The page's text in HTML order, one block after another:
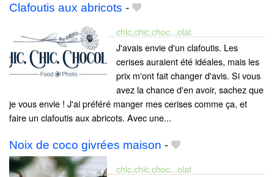
Clafoutis aux abricots -
chic,chic,choc...olat
J'avais envie d'un clafoutis. Les
cerises auraient été idéales, mais les
prix m'ont fait changer d'avis. Si vous
avez la chance d'en avoir, sachez que
je vous envie ! J'ai préféré manger mes cerises comme ça, et
faire un clafoutis aux abricots. Avec une...
Noix de coco givrées maison -
chic,chic,choc...olat